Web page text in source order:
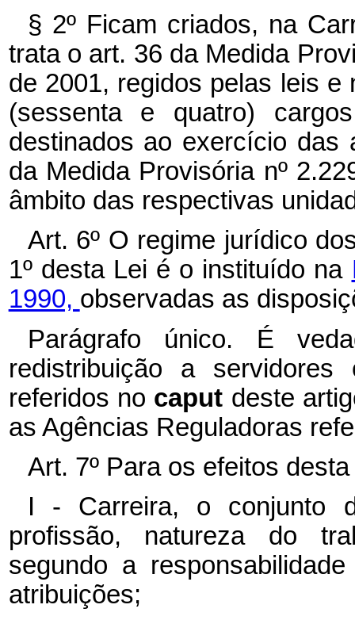
§ 2º Ficam criados, na
trata o art. 36 da Medida
de 2001, regidos pelas leis
(sessenta e quatro)
destinados ao exercício das
da Medida Provisória nº
âmbito das respectivas
Art. 6º O regime jurídico
1º desta Lei é o instituído na
1990, observadas as
Parágrafo único. É
redistribuição a
referidos no caput deste
as Agências Reguladoras
Art. 7º Para os efeitos
I - Carreira, o conjunto
profissão, natureza do
segundo a
atribuições;